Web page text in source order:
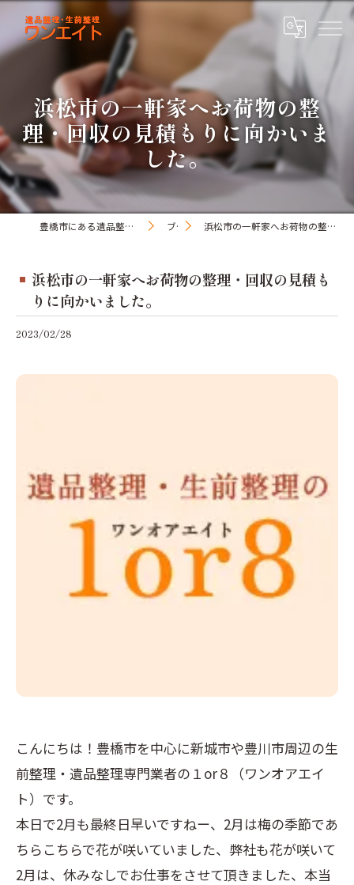
浜松市の一軒家へお荷物の整
理・回収の見積もりに向かいま
した。
豊橋市にある遺品整理・生前整理のワンオアエイト ブログ 浜松市の一軒家へお荷物の整理・回収の見積もりに向かいました。
浜松市の一軒家へお荷物の整理・回収の見積も
りに向かいました。
2023/02/28
こんにちは！豊橋市を中心に新城市や豊川市周辺の生
前整理・遺品整理専門業者の１or８（ワンオアエイ
ト）です。
本日で2月も最終日早いですねー、2月は梅の季節であ
ちらこちらで花が咲いていました、弊社も花が咲いて
2月は、休みなしでお仕事をさせて頂きました、本当